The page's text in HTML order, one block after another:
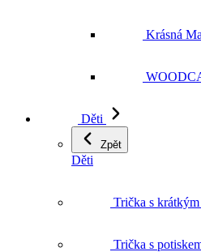
Krásná
Děti
Zpět
Děti
Trička s
Trička s